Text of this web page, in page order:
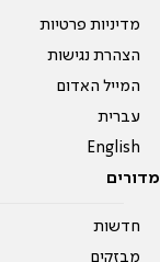
מדיניות פרטיות
הצהרת נגישות
המייל האדום
עברית
English
מדורים
חדשות
מבזקים